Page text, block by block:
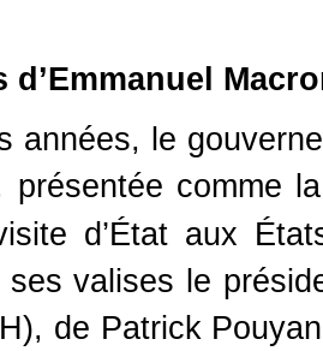
d’Emmanuel
années, le
présentée comme
d’État aux
valises le
), de Patrick